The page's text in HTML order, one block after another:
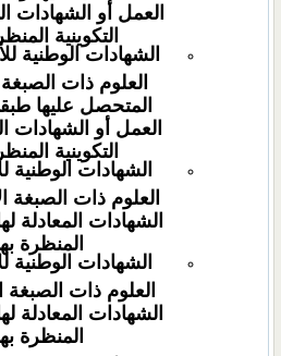
العمل أو الشهادات
التكوينية
الشهادات الوطنية
العلوم ذات
المتحصل عليها
العمل أو الشهادات
التكوينية
الشهادات الوطنية
العلوم ذات الصبغة
الشهادات المعادلة
المنظرة
الشهادات الوطنية
العلوم ذات الصبغة
الشهادات المعادلة
المنظرة